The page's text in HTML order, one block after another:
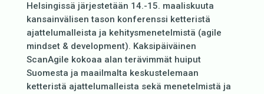
Helsingissä järjestetään 14.-15. maaliskuuta
kansainvälisen tason konferenssi ketteristä
ajattelumalleista ja kehitysmenetelmistä (agile
mindset & development). Kaksipäiväinen
ScanAgile kokoaa alan terävimmät huiput
Suomesta ja maailmalta keskustelemaan
ketteristä ajattelumalleista sekä menetelmistä ja